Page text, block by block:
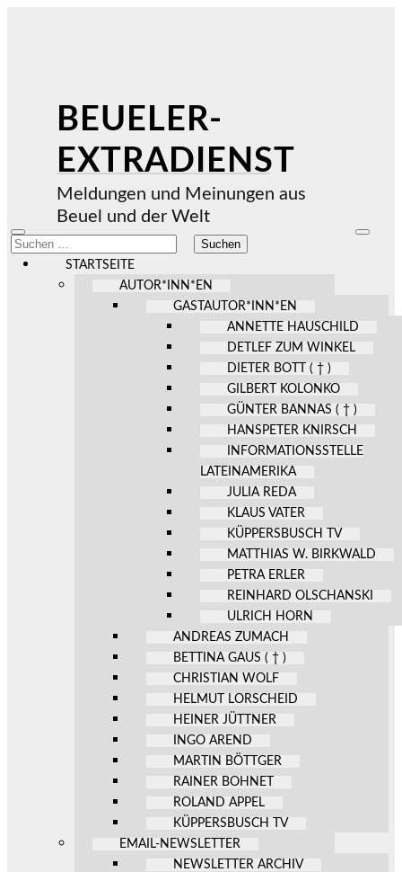
BEUELER-
EXTRADIENST
Meldungen und Meinungen aus
Beuel und der Welt
Mobile-
Menü
ein-/ausblenden
Suchen
nach:
STARTSEITE
AUTOR*INN*EN
GASTAUTOR*INN*EN
ANNETTE HAUSCHILD
DETLEF ZUM WINKEL
DIETER BOTT ( † )
GILBERT KOLONKO
GÜNTER BANNAS ( † )
HANSPETER KNIRSCH
INFORMATIONSSTELLE
LATEINAMERIKA
JULIA REDA
KLAUS VATER
KÜPPERSBUSCH TV
MATTHIAS W. BIRKWALD
PETRA ERLER
REINHARD OLSCHANSKI
ULRICH HORN
ANDREAS ZUMACH
BETTINA GAUS ( † )
CHRISTIAN WOLF
HELMUT LORSCHEID
HEINER JÜTTNER
INGO AREND
MARTIN BÖTTGER
RAINER BOHNET
ROLAND APPEL
KÜPPERSBUSCH TV
EMAIL-NEWSLETTER
NEWSLETTER ARCHIV